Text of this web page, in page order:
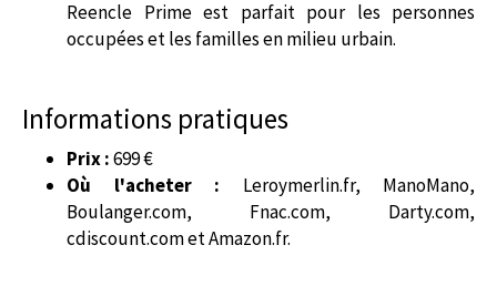
Reencle Prime est parfait pour les personnes
occupées et les familles en milieu urbain.
Informations pratiques
Prix :699 €
Où l'acheter : Leroymerlin.fr, ManoMano,
Boulanger.com, Fnac.com, Darty.com,
cdiscount.com et Amazon.fr.